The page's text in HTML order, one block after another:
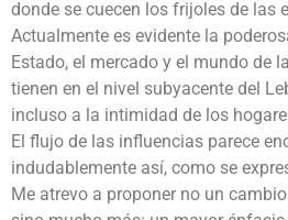
donde se cuecen los frijoles de las
Actualmente es evidente la
Estado, el mercado y el mundo de
tienen en el nivel subyacente del
incluso a la intimidad de los
El flujo de las influencias parece
indudablemente así, como se
Me atrevo a proponer no un